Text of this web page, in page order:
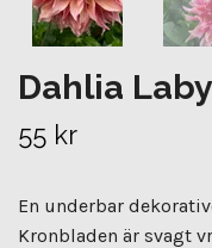
Dahlia
55 kr
En underbar
Kronbladen är svagt